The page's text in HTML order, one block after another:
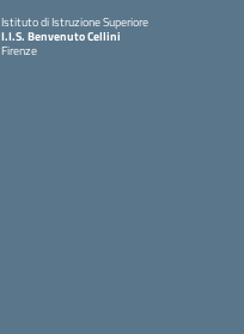
Istituto di Istruzione Superiore
I.I.S. Benvenuto Cellini
Firenze